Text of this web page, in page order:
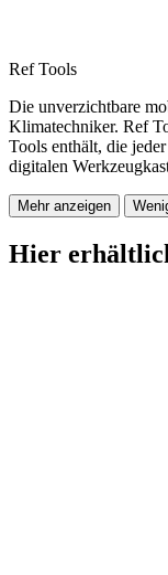
Ref Tools
Die unverzichtbare
Klimatechniker. Ref
Tools enthält, die
digitalen
Mehr anzeigen
Hier